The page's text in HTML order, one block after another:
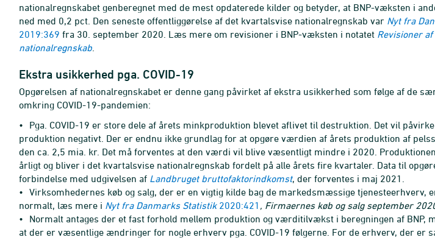
nationalregnskabet genberegnet med de mest opdaterede kilder og betyder, at BNP-væksten i
ned med 0,2 pct. Den seneste offentliggørelse af det kvartalsvise nationalregnskab var Nyt fra
2019:369 fra 30. september 2020. Læs mere om revisioner i BNP-væksten i notatet Revisioner
nationalregnskab
Ekstra usikkerhed pga. COVID-19
Opgørelsen af nationalregnskabet er denne gang påvirket af ekstra usikkerhed som følge af de
omkring COVID-19-pandemien:
•
Pga. COVID-19 er store dele af årets minkproduktion blevet aflivet til destruktion. Det vil
produktion negativt. Der er endnu ikke grundlag for at opgøre værdien af årets produktion af
den ca. 2,5 mia. kr. Det må forventes at den værdi vil blive væsentligt mindre i 2020.
årligt og bliver i det kvartalsvise nationalregnskab fordelt på alle årets fire kvartaler. Data til
forbindelse med udgivelsen af Landbruget bruttofaktorindkomst, der forventes i maj 2021.
•
Virksomhedernes køb og salg, der er en vigtig kilde bag de markedsmæssige tjenesteerhverv,
normalt, læs mere i Nyt fra Danmarks Statistik2020:421 , Firmaernes køb og salg september
•
Normalt antages der et fast forhold mellem produktion og værditilvækst i beregningen af BNP,
at der er væsentlige ændringer for nogle erhverv pga. COVID-19 følgerne. For de erhverv, der er